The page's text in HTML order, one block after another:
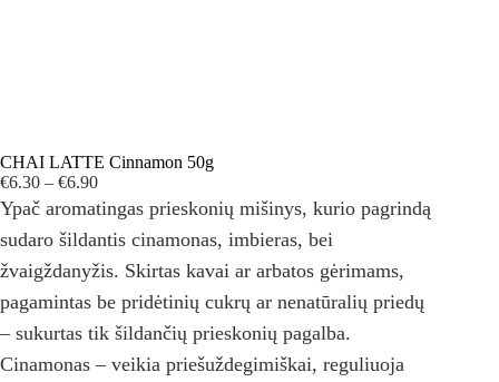
CHAI LATTE Cinnamon 50g
€6.30 – €6.90Price
range:
€6.30
through
€6.90
Ypač aromatingas prieskonių mišinys, kurio pagrindą
sudaro šildantis cinamonas, imbieras, bei
žvaigždanyžis. Skirtas kavai ar arbatos gėrimams,
pagamintas be pridėtinių cukrų ar nenatūralių priedų
– sukurtas tik šildančių prieskonių pagalba.
Cinamonas – veikia priešuždegimiškai, reguliuoja